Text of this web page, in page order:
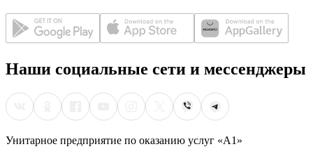
Наши социальные сети и мессенджеры
Унитарное предприятие по оказанию услуг «А1»